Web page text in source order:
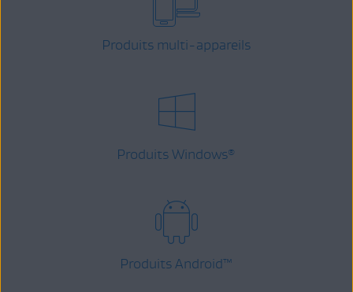
Produits multi-appareils
Produits Windows®
Produits Android™